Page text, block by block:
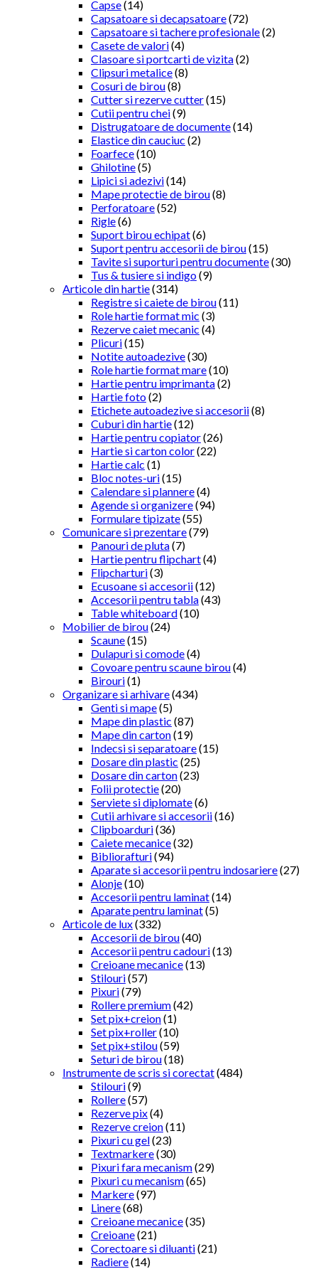
Capse(14)
Capsatoare si decapsatoare(72)
Capsatoare si tachere profesionale(2)
Casete de valori(4)
Clasoare si portcarti de vizita(2)
Clipsuri metalice(8)
Cosuri de birou(8)
Cutter si rezerve cutter(15)
Cutii pentru chei(9)
Distrugatoare de documente(14)
Elastice din cauciuc (2)
Foarfece(10)
Ghilotine(5)
Lipici si adezivi(14)
Mape protectie de birou(8)
Perforatoare(52)
Rigle(6)
Suport birou echipat(6)
Suport pentru accesorii de birou(15)
Tavite si suporturi pentru documente(30)
Tus & tusiere si indigo(9)
Articole din hartie(314)
Registre si caiete de birou(11)
Role hartie format mic (3)
Rezerve caiet mecanic (4)
Plicuri(15)
Notite autoadezive(30)
Role hartie format mare(10)
Hartie pentru imprimanta(2)
Hartie foto(2)
Etichete autoadezive si accesorii(8)
Cuburi din hartie(12)
Hartie pentru copiator(26)
Hartie si carton color(22)
Hartie calc (1)
Bloc notes-uri(15)
Calendare si plannere(4)
Agende si organizere(94)
Formulare tipizate(55)
Comunicare si prezentare(79)
Panouri de pluta(7)
Hartie pentru flipchart(4)
Flipcharturi(3)
Ecusoane si accesorii(12)
Accesorii pentru tabla(43)
Table whiteboard(10)
Mobilier de birou(24)
Scaune(15)
Dulapuri si comode(4)
Covoare pentru scaune birou(4)
Birouri(1)
Organizare si arhivare(434)
Genti si mape(5)
Mape din plastic (87)
Mape din carton(19)
Indecsi si separatoare(15)
Dosare din plastic (25)
Dosare din carton(23)
Folii protectie(20)
Serviete si diplomate(6)
Cutii arhivare si accesorii(16)
Clipboarduri(36)
Caiete mecanice(32)
Bibliorafturi(94)
Aparate si accesorii pentru indosariere(27)
Alonje(10)
Accesorii pentru laminat(14)
Aparate pentru laminat(5)
Articole de lux(332)
Accesorii de birou(40)
Accesorii pentru cadouri(13)
Creioane mecanice(13)
Stilouri(57)
Pixuri(79)
Rollere premium(42)
Set pix+creion(1)
Set pix+roller(10)
Set pix+stilou(59)
Seturi de birou(18)
Instrumente de scris si corectat(484)
Stilouri(9)
Rollere(57)
Rezerve pix(4)
Rezerve creion(11)
Pixuri cu gel(23)
Textmarkere(30)
Pixuri fara mecanism(29)
Pixuri cu mecanism(65)
Markere(97)
Linere(68)
Creioane mecanice(35)
Creioane(21)
Corectoare si diluanti(21)
Radiere(14)